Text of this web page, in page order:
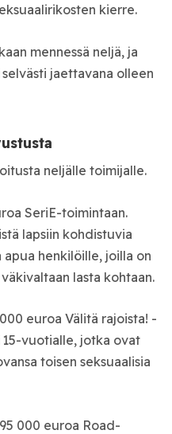
kierre.
mennessä neljä, ja
jaettavana olleen
neljälle toimijalle.
SeriE-toimintaan.
lapsiin kohdistuvia
henkilöille, joilla on
lasta kohtaan.
euroa Välitä rajoista! -
vuotialle, jotka ovat
toisen seksuaalisia
000 euroa Road-